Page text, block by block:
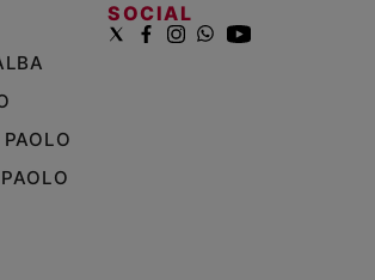
SOCIAL